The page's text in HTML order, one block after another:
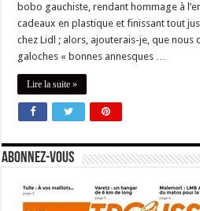
bobo gauchiste, rendant hommage à
cadeaux en plastique et finissant tout
chez Lidl ; alors, ajouterais-je, que nous
galoches « bonnes annesques …
Lire la suite »
Abonnez-vous